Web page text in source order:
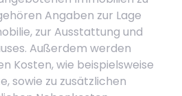
Angaben zur Lage
zur Ausstattung und
Außerdem werden
Kosten, wie beispielsweise
sowie zu zusätzlichen